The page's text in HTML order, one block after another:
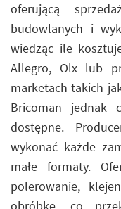
oferującą
budowlanych i
wiedząc ile
Allegro, Olx lub
marketach takich
Bricoman jednak
dostępne.
wykonać każde
małe formaty.
polerowanie,